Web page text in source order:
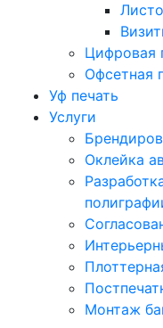
Цифровая
Офсетная
Уф печать
Услуги
Оклейка
Монтаж